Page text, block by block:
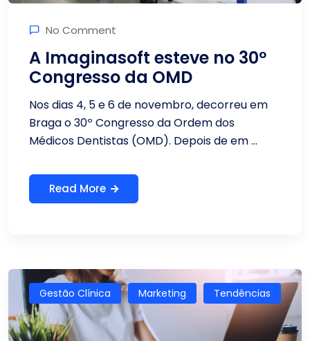
No Comment
A Imaginasoft esteve no 30º
Congresso da OMD
Nos dias 4, 5 e 6 de novembro, decorreu em
Braga o 30º Congresso da Ordem dos
Médicos Dentistas (OMD). Depois de em ...
Read More
Gestão Clínica Marketing Tendências